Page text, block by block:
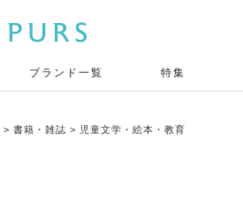
ブランド一覧 特集
書籍・雑誌 児童文学・絵本・教育